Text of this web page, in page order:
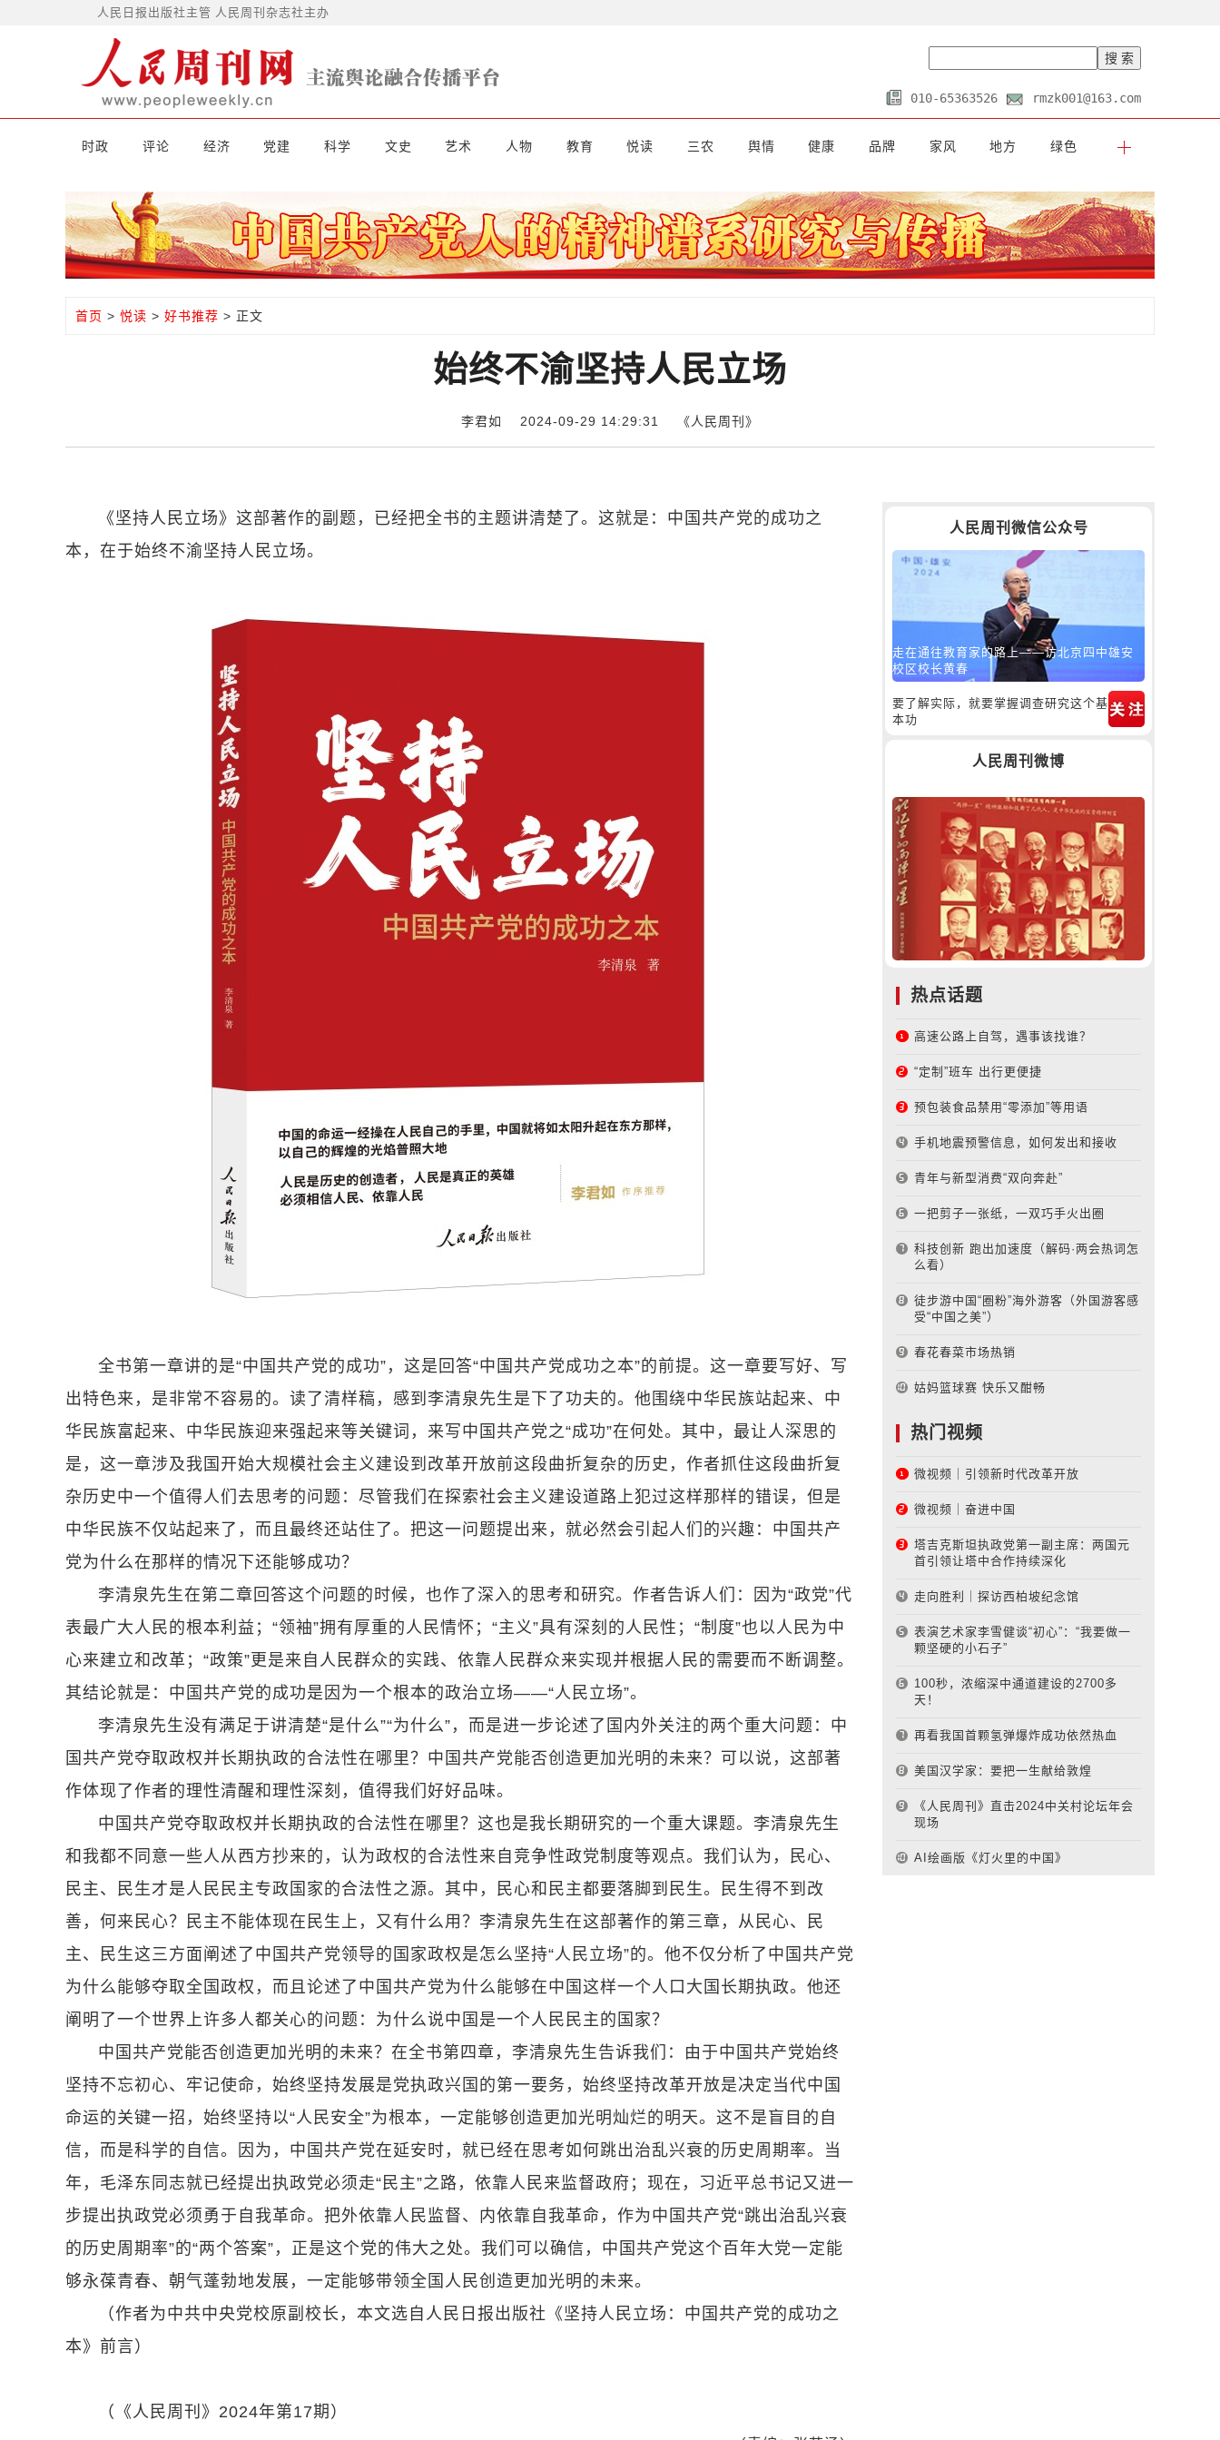
人民日报出版社主管 人民周刊杂志社主办
010-65363526 rmzk001@163.com
时政 评论 经济 党建 科学 文史 艺术 人物 教育 悦读 三农 舆情 健康 品牌 家风 地方 绿色
首页 > 悦读 > 好书推荐 > 正文
始终不渝坚持人民立场
李君如 2024-09-29 14:29:31 《人民周刊》
《坚持人民立场》这部著作的副题，已经把全书的主题讲清楚了。这就是：中国共产党的成功之
本，在于始终不渝坚持人民立场。
全书第一章讲的是“中国共产党的成功”，这是回答“中国共产党成功之本”的前提。这一章要写好、写
出特色来，是非常不容易的。读了清样稿，感到李清泉先生是下了功夫的。他围绕中华民族站起来、中
华民族富起来、中华民族迎来强起来等关键词，来写中国共产党之“成功”在何处。其中，最让人深思的
是，这一章涉及我国开始大规模社会主义建设到改革开放前这段曲折复杂的历史，作者抓住这段曲折复
杂历史中一个值得人们去思考的问题：尽管我们在探索社会主义建设道路上犯过这样那样的错误，但是
中华民族不仅站起来了，而且最终还站住了。把这一问题提出来，就必然会引起人们的兴趣：中国共产
党为什么在那样的情况下还能够成功？
李清泉先生在第二章回答这个问题的时候，也作了深入的思考和研究。作者告诉人们：因为“政党”代
表最广大人民的根本利益；“领袖”拥有厚重的人民情怀；“主义”具有深刻的人民性；“制度”也以人民为中
心来建立和改革；“政策”更是来自人民群众的实践、依靠人民群众来实现并根据人民的需要而不断调整。
其结论就是：中国共产党的成功是因为一个根本的政治立场——“人民立场”。
李清泉先生没有满足于讲清楚“是什么”“为什么”，而是进一步论述了国内外关注的两个重大问题：中
国共产党夺取政权并长期执政的合法性在哪里？中国共产党能否创造更加光明的未来？可以说，这部著
作体现了作者的理性清醒和理性深刻，值得我们好好品味。
中国共产党夺取政权并长期执政的合法性在哪里？这也是我长期研究的一个重大课题。李清泉先生
和我都不同意一些人从西方抄来的，认为政权的合法性来自竞争性政党制度等观点。我们认为，民心、
民主、民生才是人民民主专政国家的合法性之源。其中，民心和民主都要落脚到民生。民生得不到改
善，何来民心？民主不能体现在民生上，又有什么用？李清泉先生在这部著作的第三章，从民心、民
主、民生这三方面阐述了中国共产党领导的国家政权是怎么坚持“人民立场”的。他不仅分析了中国共产党
为什么能够夺取全国政权，而且论述了中国共产党为什么能够在中国这样一个人口大国长期执政。他还
阐明了一个世界上许多人都关心的问题：为什么说中国是一个人民民主的国家？
中国共产党能否创造更加光明的未来？在全书第四章，李清泉先生告诉我们：由于中国共产党始终
坚持不忘初心、牢记使命，始终坚持发展是党执政兴国的第一要务，始终坚持改革开放是决定当代中国
命运的关键一招，始终坚持以“人民安全”为根本，一定能够创造更加光明灿烂的明天。这不是盲目的自
信，而是科学的自信。因为，中国共产党在延安时，就已经在思考如何跳出治乱兴衰的历史周期率。当
年，毛泽东同志就已经提出执政党必须走“民主”之路，依靠人民来监督政府；现在，习近平总书记又进一
步提出执政党必须勇于自我革命。把外依靠人民监督、内依靠自我革命，作为中国共产党“跳出治乱兴衰
的历史周期率”的“两个答案”，正是这个党的伟大之处。我们可以确信，中国共产党这个百年大党一定能
够永葆青春、朝气蓬勃地发展，一定能够带领全国人民创造更加光明的未来。
（作者为中共中央党校原副校长，本文选自人民日报出版社《坚持人民立场：中国共产党的成功之
本》前言）
（《人民周刊》2024年第17期）
人民周刊微信公众号
走在通往教育家的路上——访北京四中雄安
校区校长黄春
要了解实际，就要掌握调查研究这个基
本功
人民周刊微博
热点话题
高速公路上自驾，遇事该找谁？
“定制”班车 出行更便捷
预包装食品禁用“零添加”等用语
手机地震预警信息，如何发出和接收
青年与新型消费“双向奔赴”
一把剪子一张纸，一双巧手火出圈
科技创新 跑出加速度（解码·两会热词怎
么看）
徒步游中国“圈粉”海外游客（外国游客感
受“中国之美”）
春花春菜市场热销
姑妈篮球赛 快乐又酣畅
热门视频
微视频｜引领新时代改革开放
微视频｜奋进中国
塔吉克斯坦执政党第一副主席：两国元
首引领让塔中合作持续深化
走向胜利｜探访西柏坡纪念馆
表演艺术家李雪健谈“初心”：“我要做一
颗坚硬的小石子”
100秒，浓缩深中通道建设的2700多
天！
再看我国首颗氢弹爆炸成功依然热血
美国汉学家：要把一生献给敦煌
《人民周刊》直击2024中关村论坛年会
现场
AI绘画版《灯火里的中国》